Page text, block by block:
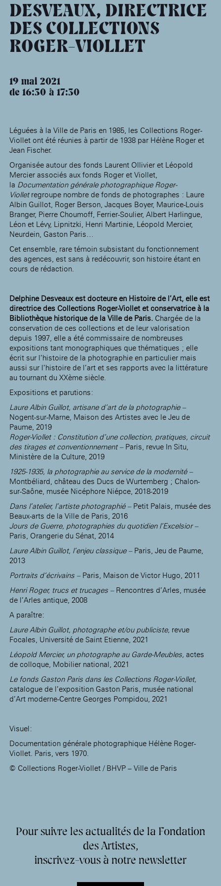
DESVEAUX, DIRECTRICE
DES COLLECTIONS
ROGER-VIOLLET
19 mai 2021
de 16:30
17:30
Léguées à la Ville de Paris en 1985, les Collections Roger-
Viollet ont été réunies à partir de 1938 par Hélène Roger et
Jean Fischer.
Organisée autour des fonds Laurent Ollivier et Léopold
Mercier associés aux fonds Roger et Viollet,
la Documentation générale photographique Roger-
Violletregroupe nombre de fonds de photographes : Laure
Albin Guillot, Roger Berson, Jacques Boyer, Maurice-Louis
Branger, Pierre Choumoff, Ferrier-Soulier, Albert Harlingue,
Léon et Lévy, Lipnitzki, Henri Martinie, Léopold Mercier,
Neurdein, Gaston Paris…
Cet ensemble, rare témoin subsistant du fonctionnement
des agences, est sans à redécouvrir, son histoire étant en
cours de rédaction.
Delphine Desveaux est docteure en Histoire de l’Art, elle est
directrice des Collections Roger-Viollet et conservatrice à la
Bibliothèque historique de la Ville de Paris. Chargée de la
conservation de ces collections et de leur valorisation
depuis 1997, elle a été commissaire de nombreuses
expositions tant monographiques que thématiques ; elle
écrit sur l’histoire de la photographie en particulier mais
aussi sur l’histoire de l’art et ses rapports avec la littérature
au tournant du XXème siècle.
Expositions et parutions:
Laure Albin Guillot, artisane d’art de la photographie –
Nogent-sur-Marne, Maison des Artistes avec le Jeu de
Paume, 2019
Roger-Viollet : Constitution d’une collection, pratiques, circuit
des tirages et conventionnement – Paris, revue In Situ,
Ministère de la Culture, 2019
1925-1935, la photographie au service de la modernité –
Montbéliard, château des Ducs de Wurtemberg ; Chalon-
sur-Saône, musée Nicéphore Niépce, 2018-2019
Dans l’atelier, l’artiste photographié – Petit Palais, musée des
Beaux-arts de la Ville de Paris, 2016
Jours de Guerre, photographies du quotidien l’Excelsior –
Paris, Orangerie du Sénat, 2014
Laure Albin Guillot, l’enjeu classique – Paris, Jeu de Paume,
2013
Portraits d’écrivains – Paris, Maison de Victor Hugo, 2011
Henri Roger, trucs et trucages – Rencontres d’Arles, musée
de l’Arles antique, 2008
A paraître:
Laure Albin Guillot, photographe et/ou publiciste, revue
Focales, Université de Saint Etienne, 2021
Léopold Mercier, un photographe au Garde-Meubles,actes
de colloque, Mobilier national, 2021
Le fonds Gaston Paris dans les Collections Roger-Viollet,
catalogue de l’exposition Gaston Paris, musée national
d’Art moderne-Centre Georges Pompidou, 2021
Visuel:
Documentation générale photographique Hélène Roger-
Viollet. Paris, vers 1970.
© Collections Roger-Viollet / BHVP – Ville de Paris
Pour suivre les actualités de la Fondation
des Artistes,
inscrivez-vous à notre newsletter
âge, à la Maison nationale
des artistes (EHPAD) Accueil
Rotonde Balzac de l’Hôtel
Salomon de Rothschild
Jardin public de l’Hôtel
Salomon de Rothschild